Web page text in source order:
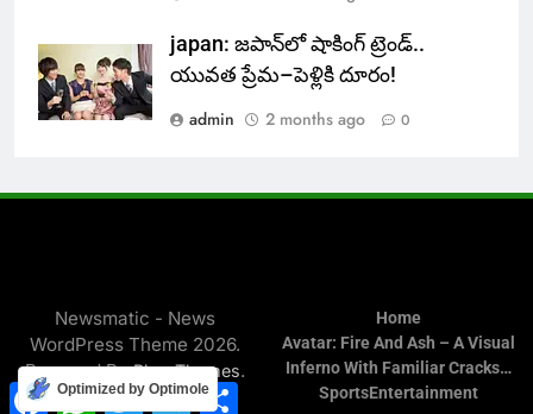
japan: జపాన్‌లో షాకింగ్ ట్రెండ్..
యువత ప్రేమ–పెళ్లికి దూరం!
admin
2 months ago 0
Newsmatic - News
WordPress Theme 2026.
Powered ByBlazeThemes.
Home
Avatar: Fire And Ash – A Visual
Inferno With Familiar Cracks…
SportsEntertainment
FacebookWhatsApp
TwitterTelegram
Optimized by Optimole